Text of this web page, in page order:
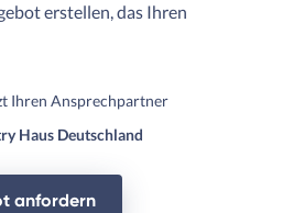
erstellen, das Ihren
Ihren Ansprechpartner
Haus Deutschland
anfordern